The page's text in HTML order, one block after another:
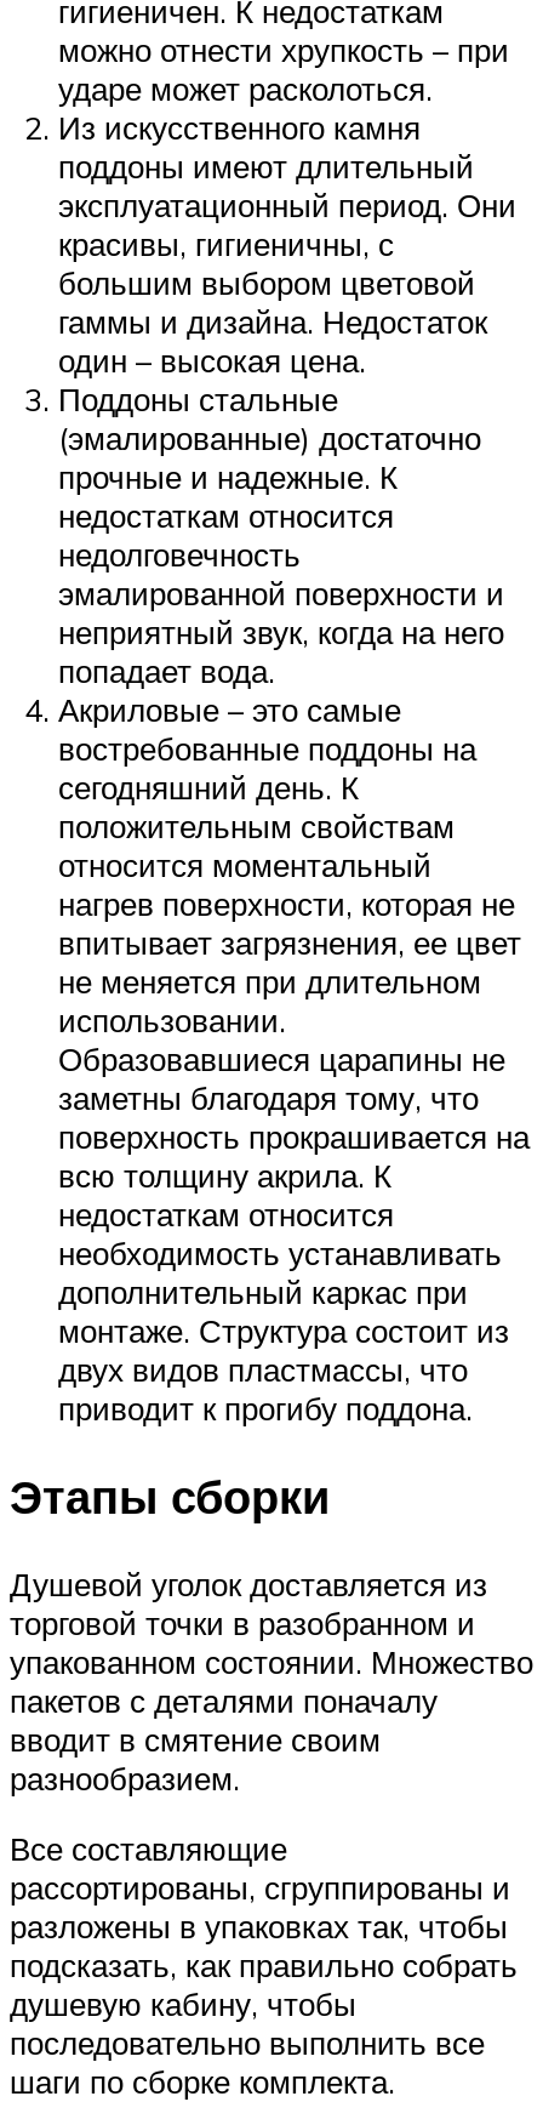
гигиеничен. К недостаткам
можно отнести хрупкость – при
ударе может расколоться.
Из искусственного камня
поддоны имеют длительный
эксплуатационный период. Они
красивы, гигиеничны, с
большим выбором цветовой
гаммы и дизайна. Недостаток
один – высокая цена.
Поддоны стальные
(эмалированные) достаточно
прочные и надежные. К
недостаткам относится
недолговечность
эмалированной поверхности и
неприятный звук, когда на него
попадает вода.
Акриловые – это самые
востребованные поддоны на
сегодняшний день. К
положительным свойствам
относится моментальный
нагрев поверхности, которая не
впитывает загрязнения, ее цвет
не меняется при длительном
использовании.
Образовавшиеся царапины не
заметны благодаря тому, что
поверхность прокрашивается на
всю толщину акрила. К
недостаткам относится
необходимость устанавливать
дополнительный каркас при
монтаже. Структура состоит из
двух видов пластмассы, что
приводит к прогибу поддона.
Этапы сборки
Душевой уголок доставляется из
торговой точки в разобранном и
упакованном состоянии. Множество
пакетов с деталями поначалу
вводит в смятение своим
разнообразием.
Все составляющие
рассортированы, сгруппированы и
разложены в упаковках так, чтобы
подсказать, как правильно собрать
душевую кабину, чтобы
последовательно выполнить все
шаги по сборке комплекта.